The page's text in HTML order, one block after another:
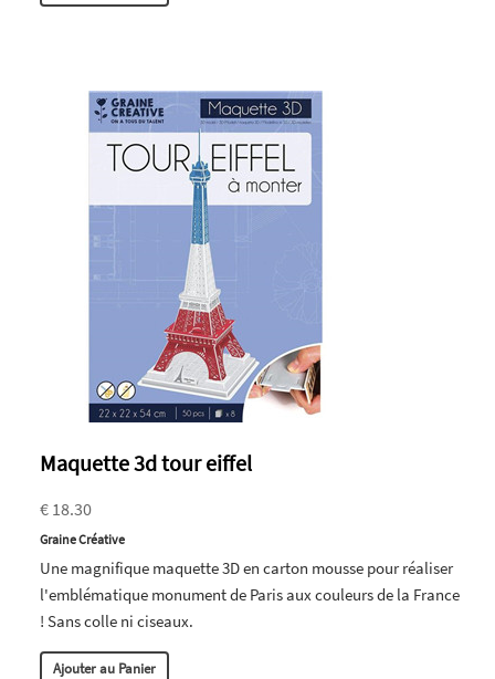
Maquette 3d tour eiffel
€ 18.30
Graine Créative
Une magnifique maquette 3D en carton mousse pour réaliser
l'emblématique monument de Paris aux couleurs de la France
! Sans colle ni ciseaux.
Ajouter au Panier